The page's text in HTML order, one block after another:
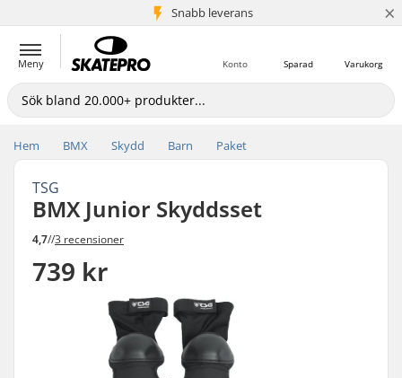
Snabb leverans
5+ milj. kunder ×
Meny Varukorg
Sparad
Konto
Hem BMX Skydd Barn Paket
TSG
BMX Junior Skyddsset
4,7//3 recensioner
739 kr